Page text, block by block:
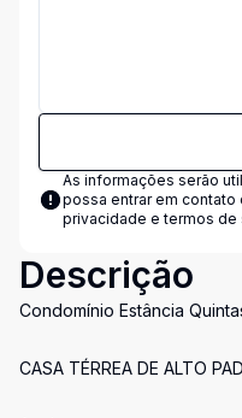
As informações serão
possa entrar em contato
privacidade e termos de
Descrição
Condomínio Estância
CASA TÉRREA DE ALTO